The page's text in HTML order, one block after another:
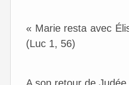
​« Marie resta avec
(Luc 1, 56)